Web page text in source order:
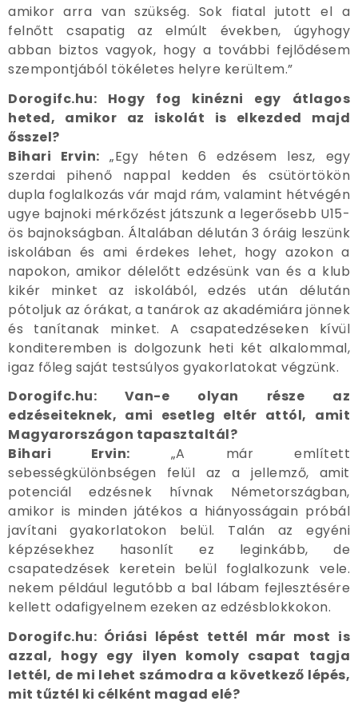
amikor arra van szükség. Sok fiatal jutott el a
felnőtt csapatig az elmúlt években, úgyhogy
abban biztos vagyok, hogy a további fejlődésem
szempontjából tökéletes helyre kerültem.”
Dorogifc.hu: Hogy fog kinézni egy átlagos
heted, amikor az iskolát is elkezded majd
ősszel?
Bihari Ervin: „Egy héten 6 edzésem lesz, egy
szerdai pihenő nappal kedden és csütörtökön
dupla foglalkozás vár majd rám, valamint hétvégén
ugye bajnoki mérkőzést játszunk a legerősebb U15-
ös bajnokságban. Általában délután 3 óráig leszünk
iskolában és ami érdekes lehet, hogy azokon a
napokon, amikor délelőtt edzésünk van és a klub
kikér minket az iskolából, edzés után délután
pótoljuk az órákat, a tanárok az akadémiára jönnek
és tanítanak minket. A csapatedzéseken kívül
konditeremben is dolgozunk heti két alkalommal,
igaz főleg saját testsúlyos gyakorlatokat végzünk.
Dorogifc.hu: Van-e olyan része az
edzéseiteknek, ami esetleg eltér attól, amit
Magyarországon tapasztaltál?
Bihari Ervin: „A már említett
sebességkülönbségen felül az a jellemző, amit
potenciál edzésnek hívnak Németországban,
amikor is minden játékos a hiányosságain próbál
javítani gyakorlatokon belül. Talán az egyéni
képzésekhez hasonlít ez leginkább, de
csapatedzések keretein belül foglalkozunk vele.
nekem például legutóbb a bal lábam fejlesztésére
kellett odafigyelnem ezeken az edzésblokkokon.
Dorogifc.hu: Óriási lépést tettél már most is
azzal, hogy egy ilyen komoly csapat tagja
lettél, de mi lehet számodra a következő lépés,
mit tűztél ki célként magad elé?